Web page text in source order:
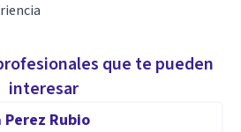
que te pueden
interesar
Perez Rubio